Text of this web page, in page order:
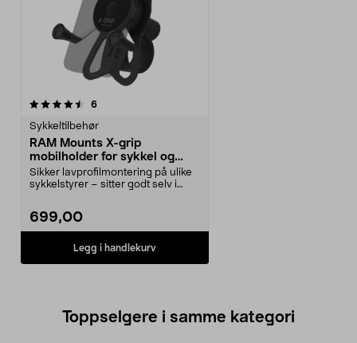
6anmeldelser
Sykkeltilbehør
RAM Mounts X-grip
mobilholder for sykkel og
terrengsykkel
Sikker lavprofilmontering på ulike
sykkelstyrer – sitter godt selv i
699,00
Legg i handlekurv
Toppselgere i samme kategori